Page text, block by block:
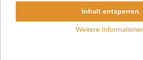
Inhalt entsperren
Weitere